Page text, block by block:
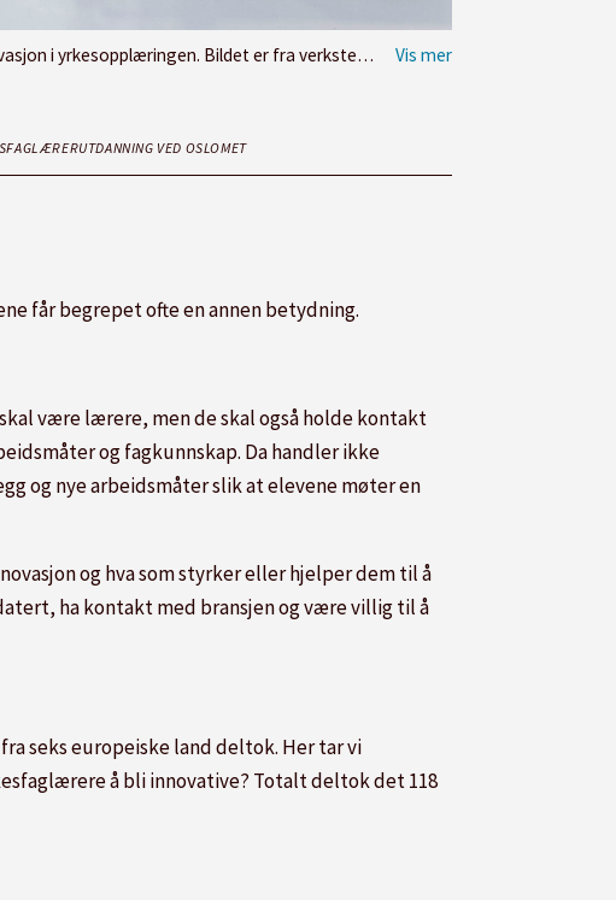
Bildet er fra verkstedhallen ved Hamar katedralskole.
VED OSLOMET
får begrepet ofte en annen betydning.
være lærere, men de skal også holde kontakt
og fagkunnskap. Da handler ikke
og nye arbeidsmåter slik at elevene møter en
og hva som styrker eller hjelper dem til å
ha kontakt med bransjen og være villig til å
seks europeiske land deltok. Her tar vi
å bli innovative? Totalt deltok det 118